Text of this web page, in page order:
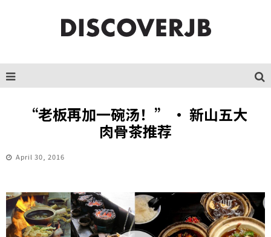
“老板再加一碗汤！” · 新山五大
肉骨茶推荐
April 30, 2016